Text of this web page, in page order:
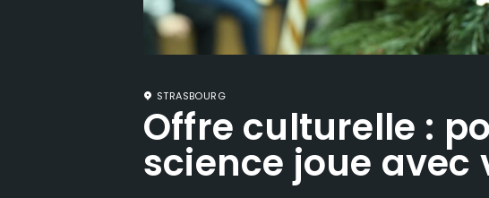
STRASBOURG
Offre culturelle :
science joue avec